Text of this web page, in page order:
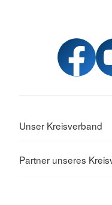
Unser Kreisverband
Partner unseres